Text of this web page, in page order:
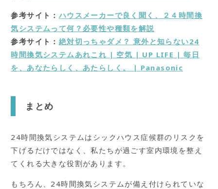
参考サイト：ハウスメーカーで良く聞く、２４時間換
気システムって何？必要性や種類を解説
参考サイト： 絶対切っちゃダメ？ 意外と知らない24
時間換気システムあれこれ | 空気 | UP LIFE | 毎日
を、あなたらしく、あたらしく。 | Panasonic
まとめ
24時間換気システムはシックハウス症候群のリスクを
下げるだけではなく、私たちが過ごす室内環境を整え
てくれる大きな役割があります。
もちろん、24時間換気システムが備え付けられていな